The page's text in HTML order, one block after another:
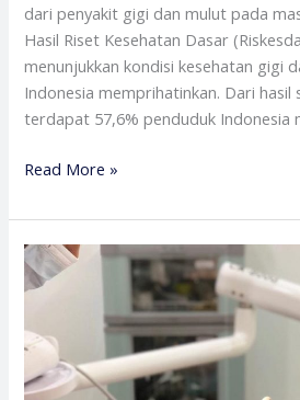
dari penyakit gigi dan mulut pada
Hasil Riset Kesehatan Dasar
menunjukkan kondisi kesehatan gigi
Indonesia memprihatinkan. Dari
terdapat 57,6% penduduk Indonesia
Read More »
Kenapa
Perlu
Behel